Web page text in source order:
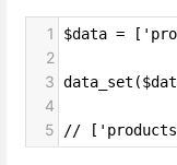
1 $data =
2
3
4
5
//